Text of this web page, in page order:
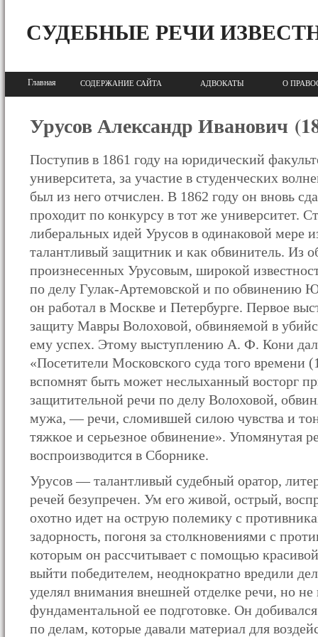
СУДЕБНЫЕ РЕЧИ
Главная СОДЕРЖАНИЕ САЙТА АДВОКАТЫ О
Урусов Александр Иванович
Поступив в 1861 году на юридический
университета, за участие в студенческих
был из него отчислен. В 1862 году он вновь
проходит по конкурсу в тот же университет.
либеральных идей Урусов в одинаковой мере
талантливый защитник и как обвинитель. Из
произнесенных Урусовым, широкой
по делу Гулак-Артемовской и по обвинению
он работал в Москве и Петербурге. Первое
защиту Мавры Волоховой, обвиняемой в
ему успех. Этому выступлению А. Ф. Кони
«Посетители Московского суда того времени
вспомнят быть может неслыханный восторг
защитительной речи по делу Волоховой,
мужа, — речи, сломившей силою чувства и
тяжкое и серьезное обвинение». Упомянутая
воспроизводится в Сборнике.
Урусов — талантливый судебный оратор,
речей безупречен. Ум его живой, острый,
охотно идет на острую полемику с
задорность, погоня за столкновениями с
которым он рассчитывает с помощью
выйти победителем, неоднократно вредили
уделял внимания внешней отделке речи, но не
фундаментальной ее подготовке. Он
по делам, которые давали материал для